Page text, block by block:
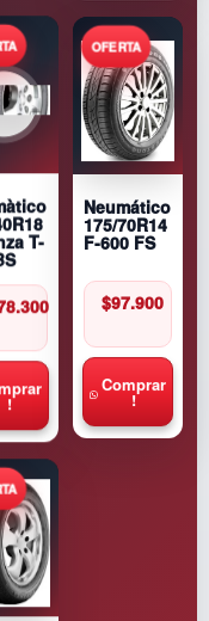
T-
!
Neumático
175/70R14
F-600 FS
$97.900
Comprar
!